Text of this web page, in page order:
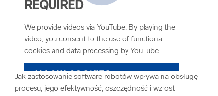
Jak zastosowanie software robotów wpływa na obsługę
procesu, jego efektywność, oszczędność i wzrost
REQUIRED
We provide videos via YouTube. By playing the
video, you consent to the use of functional
cookies and data processing by YouTube.
ALLOW COOKIES